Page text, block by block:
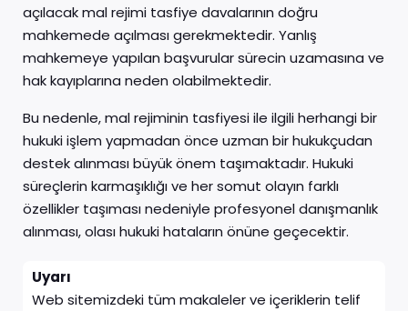
açılacak mal rejimi tasfiye davalarının doğru
mahkemede açılması gerekmektedir. Yanlış
mahkemeye yapılan başvurular sürecin uzamasına ve
hak kayıplarına neden olabilmektedir.
Bu nedenle, mal rejiminin tasfiyesi ile ilgili herhangi bir
hukuki işlem yapmadan önce uzman bir hukukçudan
destek alınması büyük önem taşımaktadır. Hukuki
süreçlerin karmaşıklığı ve her somut olayın farklı
özellikler taşıması nedeniyle profesyonel danışmanlık
alınması, olası hukuki hataların önüne geçecektir.
Uyarı
Web sitemizdeki tüm makaleler ve içeriklerin telif